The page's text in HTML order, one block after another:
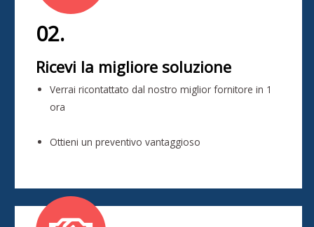
02.
Ricevi la migliore soluzione
Verrai ricontattato dal nostro miglior fornitore in 1
ora
Ottieni un preventivo vantaggioso